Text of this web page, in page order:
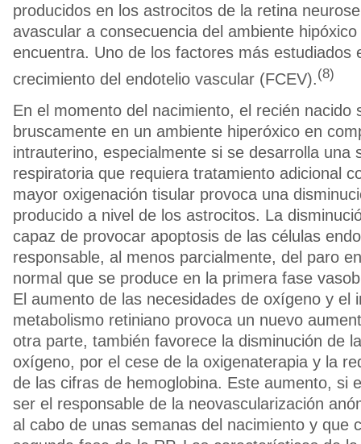
producidos en los astrocitos de la retina
avascular a consecuencia del ambiente
encuentra. Uno de los factores más estudiados
crecimiento del endotelio vascular (FCEV).(8)
En el momento del nacimiento, el recién nacido
bruscamente en un ambiente hiperóxico en
intrauterino, especialmente si se desarrolla una
respiratoria que requiera tratamiento adicional
mayor oxigenación tisular provoca una
producido a nivel de los astrocitos. La
capaz de provocar apoptosis de las células
responsable, al menos parcialmente, del paro
normal que se produce en la primera fase
El aumento de las necesidades de oxígeno y el
metabolismo retiniano provoca un nuevo
otra parte, también favorece la disminución de
oxígeno, por el cese de la oxigenaterapia y la
de las cifras de hemoglobina. Este aumento, si
ser el responsable de la neovascularización
al cabo de unas semanas del nacimiento y que